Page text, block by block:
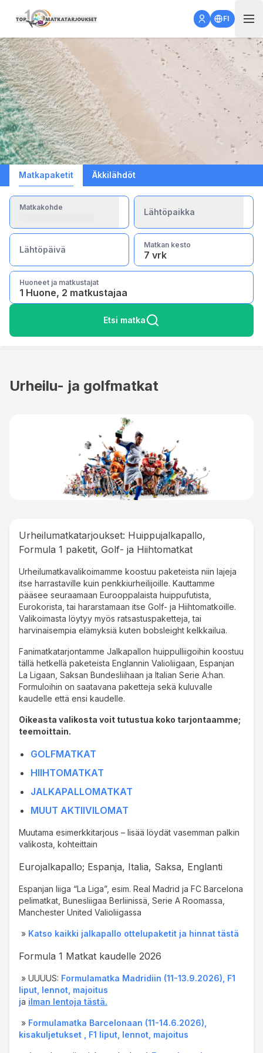
FI
Matkapaketit Äkkilähdöt
Matkakohde Lähtöpaikka
Lähtöpäivä 7 vrk
Matkan kesto
1 Huone, 2 matkustajaa
Huoneet ja matkustajat
Etsi matka
Urheilu- ja golfmatkat
Urheilumatkatarjoukset: Huippujalkapallo,
Formula 1 paketit, Golf- ja Hiihtomatkat
Urheilumatkavalikoimamme koostuu paketeista niin lajeja
itse harrastaville kuin penkkiurheilijoille. Kauttamme
pääsee seuraamaan Eurooppalaista huippufutista,
Eurokorista, tai hararstamaan itse Golf- ja Hiihtomatkoille.
Valikoimasta löytyy myös ratsastuspaketteja, tai
harvinaisempia elämyksiä kuten bobsleight kelkkailua.
Fanimatkatarjontamme Jalkapallon huippulliigoihin koostuu
tällä hetkellä paketeista Englannin Valioliigaan, Espanjan
La Ligaan, Saksan Bundesliihaan ja Italian Serie A:han.
Formuloihin on saatavana paketteja sekä kuluvalle
kaudelle että ensi kaudelle.
Oikeasta valikosta voit tutustua koko tarjontaamme;
teemoittain.
GOLFMATKAT
HIIHTOMATKAT
JALKAPALLOMATKAT
MUUT AKTIIVILOMAT
Muutama esimerkkitarjous – lisää löydät vasemman palkin
valikosta, kohteittain
Eurojalkapallo; Espanja, Italia, Saksa, Englanti
Espanjan liiga “La Liga”, esim. Real Madrid ja FC Barcelona
pelimatkat, Bunesliigaa Berliinissä, Serie A Roomassa,
Manchester United Valioliigassa
» Katso kaikki jalkapallo ottelupaketit ja hinnat tästä
Formula 1 Matkat kaudelle 2026
» UUUUS: Formulamatka Madridiin (11-13.9.2026), F1
liput, lennot, majoitus
ja ilman lentoja tästä.
» Formulamatka Barcelonaan (11-14.6.2026)
kisakuljetukset , F1 liput, lennot, majoitus